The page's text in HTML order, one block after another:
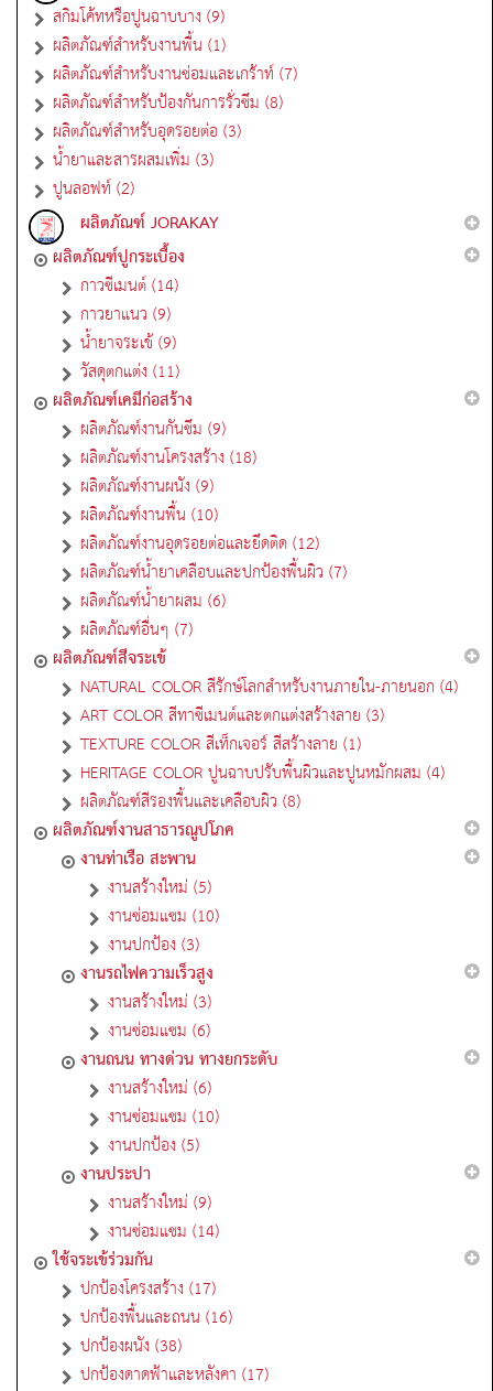
สกิมโค้ทหรือปูนฉาบบาง (9)
ผลิตภัณฑ์สำหรับงานพื้น (1)
ผลิตภัณฑ์สำหรับงานซ่อมและเกร้าท์ (7)
ผลิตภัณฑ์สำหรับป้องกันการรั่วซึม (8)
ผลิตภัณฑ์สำหรับอุดรอยต่อ (3)
น้ำยาและสารผสมเพิ่ม (3)
ปูนลอฟท์ (2)
ผลิตภัณฑ์ JORAKAY
ผลิตภัณฑ์ปูกระเบื้อง
กาวซีเมนต์ (14)
กาวยาแนว (9)
น้ำยาจระเข้ (9)
วัสดุตกแต่ง (11)
ผลิตภัณฑ์เคมีก่อสร้าง
ผลิตภัณฑ์งานกันซึม (9)
ผลิตภัณฑ์งานโครงสร้าง (18)
ผลิตภัณฑ์งานผนัง (9)
ผลิตภัณฑ์งานพื้น (10)
ผลิตภัณฑ์งานอุดรอยต่อและยึดติด (12)
ผลิตภัณฑ์น้ำยาเคลือบและปกป้องพื้นผิว (7)
ผลิตภัณฑ์น้ำยาผสม (6)
ผลิตภัณฑ์อื่นๆ (7)
ผลิตภัณฑ์สีจระเข้
NATURAL COLOR สีรักษ์โลกสำหรับงานภายใน-ภายนอก (4)
ART COLOR สีทาซีเมนต์และตกแต่งสร้างลาย (3)
TEXTURE COLOR สีเท็กเจอร์ สีสร้างลาย (1)
HERITAGE COLOR ปูนฉาบปรับพื้นผิวและปูนหมักผสม (4)
ผลิตภัณฑ์สีรองพื้นและเคลือบผิว (8)
ผลิตภัณฑ์งานสาธารณูปโภค
งานท่าเรือ สะพาน
งานสร้างใหม่ (5)
งานซ่อมแซม (10)
งานปกป้อง (3)
งานรถไฟความเร็วสูง
งานสร้างใหม่ (3)
งานซ่อมแซม (6)
งานถนน ทางด่วน ทางยกระดับ
งานสร้างใหม่ (6)
งานซ่อมแซม (10)
งานปกป้อง (5)
งานประปา
งานสร้างใหม่ (9)
งานซ่อมแซม (14)
ใช้จระเข้ร่วมกัน
ปกป้องโครงสร้าง (17)
ปกป้องพื้นและถนน (16)
ปกป้องผนัง (38)
ปกป้องดาดฟ้าและหลังคา (17)